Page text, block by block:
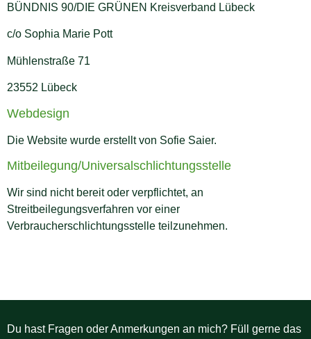
BÜNDNIS 90/DIE GRÜNEN Kreisverband Lübeck
c/o Sophia Marie Pott
Mühlenstraße 71
23552 Lübeck
Webdesign
Die Website wurde erstellt von Sofie Saier.
Mit­beilegung/Universal­schlichtungs­stelle
Wir sind nicht bereit oder verpflichtet, an
Streitbeilegungsverfahren vor einer
Verbraucherschlichtungsstelle teilzunehmen.
Du hast Fragen oder Anmerkungen an mich? Füll gerne das